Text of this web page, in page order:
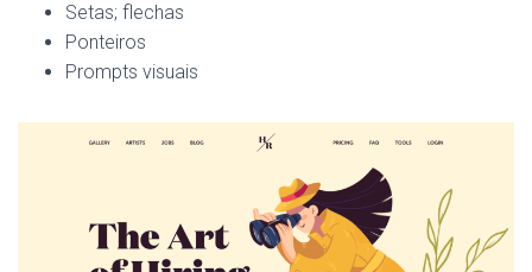
Setas; flechas
Ponteiros
Prompts visuais